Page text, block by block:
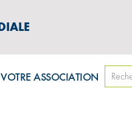
VOTRE ASSOCIATION